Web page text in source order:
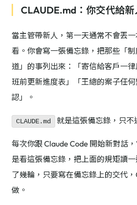
CLAUDE.md：你交代給
當主管帶新人，第一天通常不會丟
看。你會寫一張備忘錄，把那些「
道」的事列出來：「寄信給客戶一
班前更新進度表」「王總的案子任
認」。
CLAUDE.md 就是這張備忘錄，只不
每次你跟 Claude Code 開始新對話
是看這張備忘錄，把上面的規矩讀
了幾輪，只要寫在備忘錄上的交代
做。